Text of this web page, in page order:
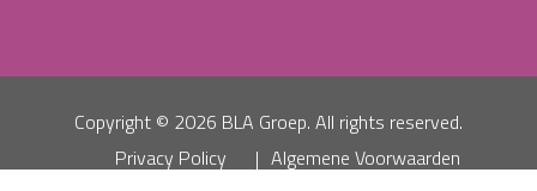
Copyright © 2026 BLA Groep. All rights reserved.
Privacy Policy
Algemene Voorwaarden